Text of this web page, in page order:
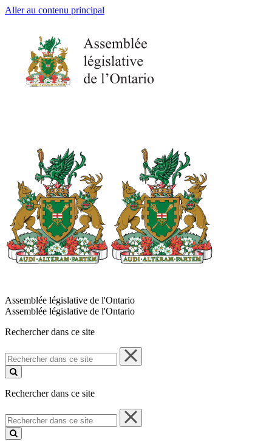
Aller au contenu principal
Assemblée législative de l'Ontario
Assemblée législative de l'Ontario
Rechercher dans ce site
Rechercher
dans
ce
Rechercher dans ce site
Rechercher
dans
ce